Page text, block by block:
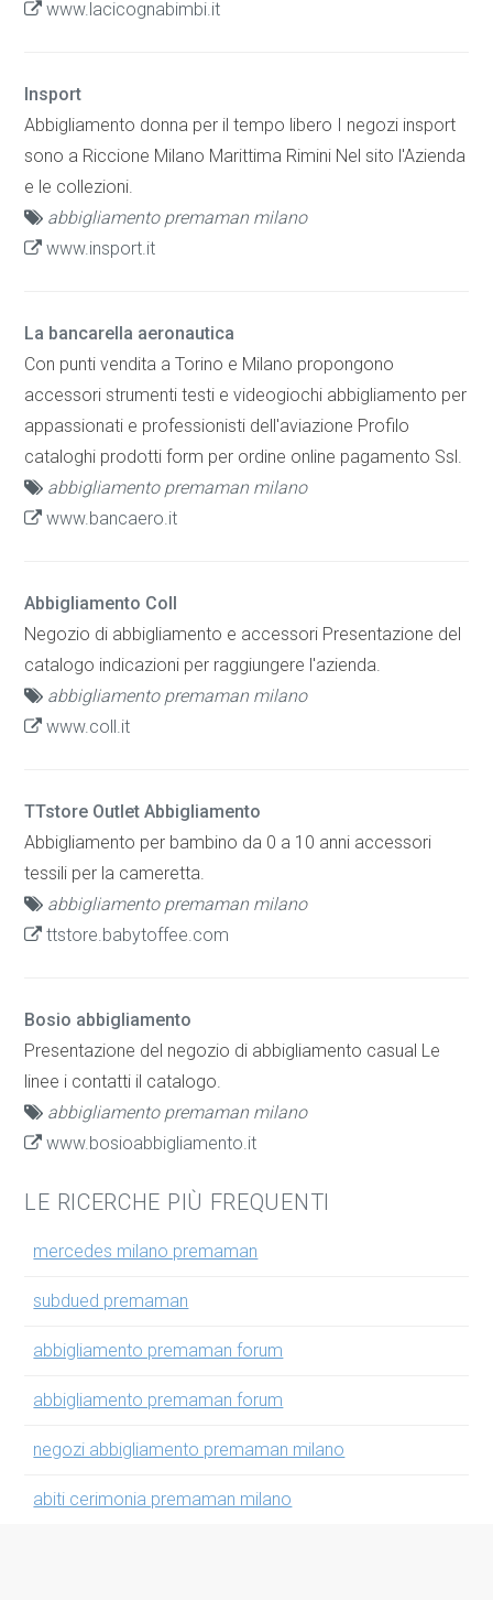
www.lacicognabimbi.it
Insport
Abbigliamento donna per il tempo libero I negozi insport
sono a Riccione Milano Marittima Rimini Nel sito l'Azienda
e le collezioni.
abbigliamento premaman milano
www.insport.it
La bancarella aeronautica
Con punti vendita a Torino e Milano propongono
accessori strumenti testi e videogiochi abbigliamento per
appassionati e professionisti dell'aviazione Profilo
cataloghi prodotti form per ordine online pagamento Ssl.
abbigliamento premaman milano
www.bancaero.it
Abbigliamento Coll
Negozio di abbigliamento e accessori Presentazione del
catalogo indicazioni per raggiungere l'azienda.
abbigliamento premaman milano
www.coll.it
TTstore Outlet Abbigliamento
Abbigliamento per bambino da 0 a 10 anni accessori
tessili per la cameretta.
abbigliamento premaman milano
ttstore.babytoffee.com
Bosio abbigliamento
Presentazione del negozio di abbigliamento casual Le
linee i contatti il catalogo.
abbigliamento premaman milano
www.bosioabbigliamento.it
LE RICERCHE PIÙ FREQUENTI
mercedes milano premaman
subdued premaman
abbigliamento premaman forum
abbigliamento premaman forum
negozi abbigliamento premaman milano
abiti cerimonia premaman milano